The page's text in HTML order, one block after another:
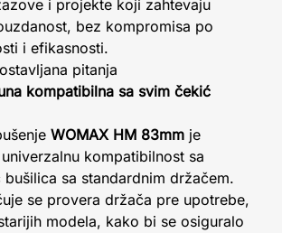
i projekte koji zahtevaju
bez kompromisa po
i efikasnosti.
pitanja
kompatibilna sa svim čekić
WOMAX HM 83mm je
kompatibilnost sa
sa standardnim držačem.
se provera držača pre upotrebe,
modela, kako bi se osiguralo